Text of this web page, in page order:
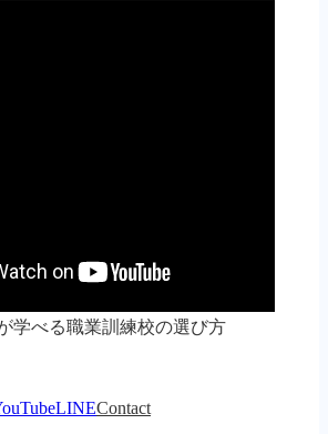
学べる職業訓練校の選び方
LINEContact